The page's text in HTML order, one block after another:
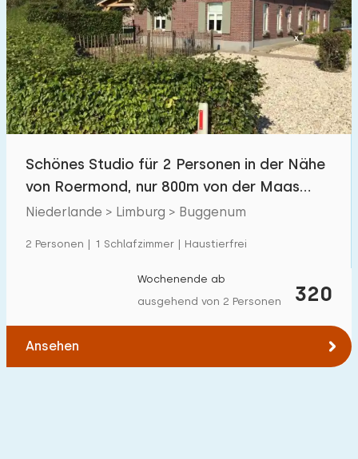
1 2 3 4 5
Entfernungen
Von Buggenum(max. km):
1 5 10 20 30
Zum Meer(max. km):
1 2 5 10 20
Zum Wasser(max. km):
Schönes Studio für 2 Personen in der Nähe
von Roermond, nur 800m von der Maas
entfernt.
Niederlande > Limburg > Buggenum
2 Personen | 1 Schlafzimmer | Haustierfrei
320
Wochenende ab
ausgehend von 2 Personen
Ansehen